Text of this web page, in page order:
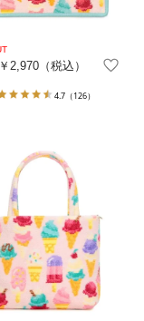
￥2,970（税込）
4.7（126）